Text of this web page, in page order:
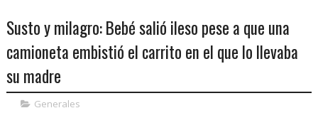
Susto y milagro: Bebé salió ileso pese a que una
camioneta embistió el carrito en el que lo llevaba
su madre
Generales